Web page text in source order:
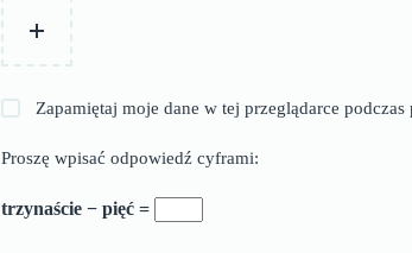
Zapamiętaj moje dane w tej przeglądarce
Proszę wpisać odpowiedź cyframi:
trzynaście − pięć =